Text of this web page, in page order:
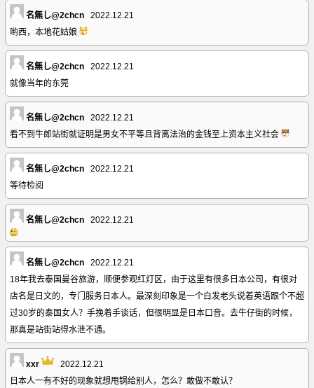
名無し@2chcn
2022.12.21
哟西，本地花姑娘
名無し@2chcn
2022.12.21
就像当年的东莞
名無し@2chcn
2022.12.21
看不到牛郎站街就证明是男女不平等且背离法治的金钱至上资本主义社会
名無し@2chcn
2022.12.21
等待检阅
名無し@2chcn 2022.12.21
名無し@2chcn
2022.12.21
18年我去泰国曼谷旅游，顺便参观红灯区，由于这里有很多日本公司，有很对
店名是日文的，专门服务日本人。最深刻印象是一个白发老头说着英语跟个不超
过30岁的泰国女人？手挽着手谈话，但很明显是日本口音。去牛仔街的时候，
那真是站街站得水泄不通。
xxr
2022.12.21
日本人一有不好的现象就想甩锅给别人，怎么？敢做不敢认？